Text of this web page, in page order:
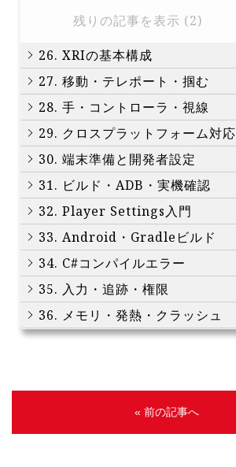
残りの記事を表示 (2)
26. XRIの基本構成
27. 移動・テレポート・掴む
28. 手・コントローラ・視線
29. クロスプラットフォーム対応
30. 端末準備と開発者設定
31. ビルド・ADB・実機確認
32. Player Settings入門
33. Android・Gradleビルド
34. C#コンパイルエラー
35. 入力・追跡・権限
36. メモリ・発熱・クラッシュ
« 前の記事へ